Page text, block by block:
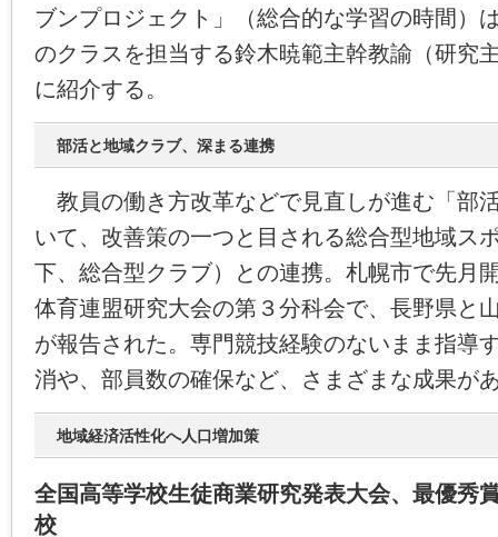
ブンプロジェクト」（総合的な学習の時間）
のクラスを担当する鈴木暁範主幹教諭（研究
に紹介する。
部活と地域クラブ、深まる連携
教員の働き方改革などで見直しが進む「部
いて、改善策の一つと目される総合型地域ス
下、総合型クラブ）との連携。札幌市で先月
体育連盟研究大会の第３分科会で、長野県と
が報告された。専門競技経験のないまま指導
消や、部員数の確保など、さまざまな成果が
地域経済活性化へ人口増加策
全国高等学校生徒商業研究発表大会、最優秀
校